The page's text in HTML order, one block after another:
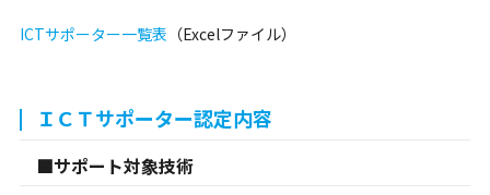
ICTサポーター一覧表 （Excelファイル）
ＩＣＴサポーター認定内容
■サポート対象技術